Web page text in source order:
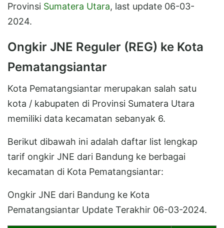
Provinsi Sumatera Utara, last update 06-03-
2024.
Ongkir JNE Reguler (REG) ke Kota
Pematangsiantar
Kota Pematangsiantar merupakan salah satu
kota / kabupaten di Provinsi Sumatera Utara
memiliki data kecamatan sebanyak 6.
Berikut dibawah ini adalah daftar list lengkap
tarif ongkir JNE dari Bandung ke berbagai
kecamatan di Kota Pematangsiantar:
Ongkir JNE dari Bandung ke Kota
Pematangsiantar Update Terakhir 06-03-2024.